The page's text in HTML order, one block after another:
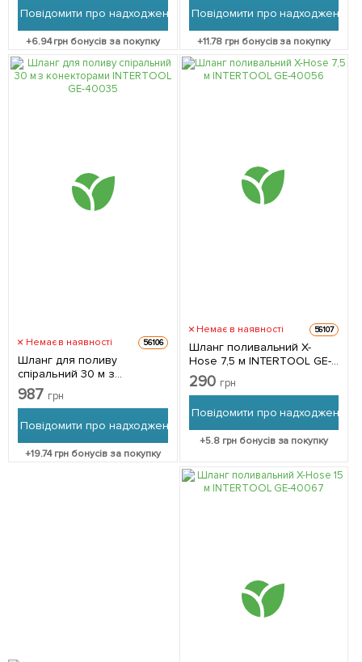
Повідомити про надходження
+6.94грн бонусів за покупку
Повідомити про надходження
+11.78грн бонусів за покупку
Немає в наявності 56106
Шланг для поливу
спіральний 30 м з
конекторами INTERTOOL
GE-4003
987 грн
Повідомити про надходження
+19.74грн бонусів за покупку
Немає в наявності 56107
Шланг поливальний X-
Hose 7,5 м INTERTOOL GE-
4005
290 грн
Повідомити про надходження
+5.8грн бонусів за покупку